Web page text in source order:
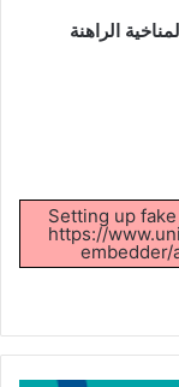
الراهنة
Setting up
https://
embedder/